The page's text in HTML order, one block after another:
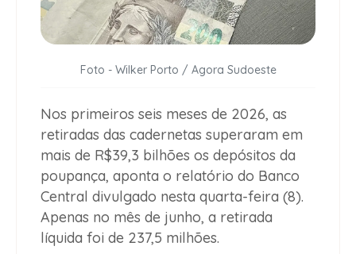
Foto - Wilker Porto / Agora Sudoeste
Nos primeiros seis meses de 2026, as
retiradas das cadernetas superaram em
mais de R$39,3 bilhões os depósitos da
poupança, aponta o relatório do Banco
Central divulgado nesta quarta-feira (8).
Apenas no mês de junho, a retirada
líquida foi de 237,5 milhões.